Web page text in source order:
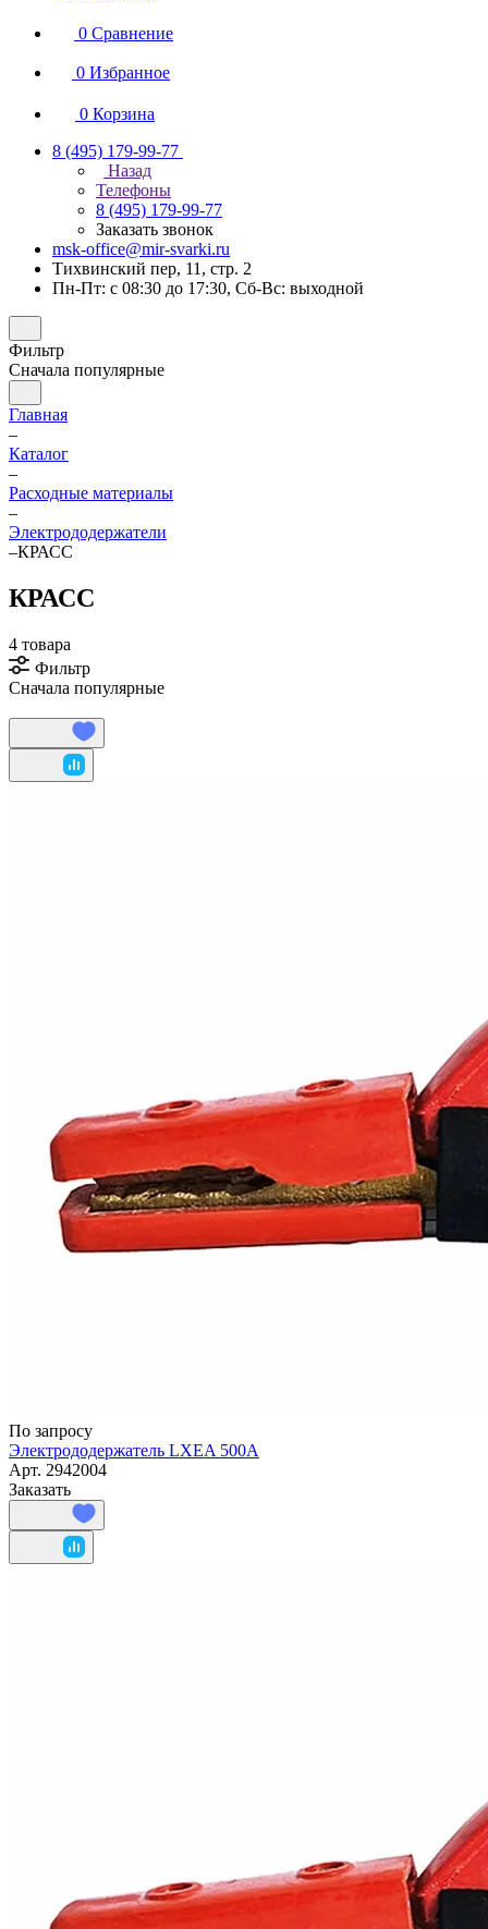
0 Сравнение
0 Избранное
0 Корзина
8 (495) 179-99-77
Назад
Телефоны
8 (495) 179-99-77
Заказать звонок
msk-office@mir-svarki.ru
Тихвинский пер, 11, стр. 2
Пн-Пт: с 08:30 до 17:30, Сб-Вс: выходной
Фильтр
Сначала популярные
Главная
–
Каталог
–
Расходные материалы
–
Электрододержатели
–КРАСС
КРАСС
4 товара
Фильтр
Сначала популярные
По запросу
Электрододержатель LXEA 500A
Арт. 2942004
Заказать